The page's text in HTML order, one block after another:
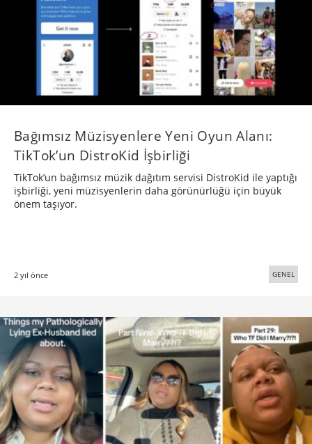
Bağımsız Müzisyenlere Yeni Oyun Alanı:
TikTok’un DistroKid İşbirliği
TikTok’un bağımsız müzik dağıtım servisi DistroKid ile yaptığı
işbirliği, yeni müzisyenlerin daha görünürlüğü için büyük
önem taşıyor.
2 yıl önce GENEL